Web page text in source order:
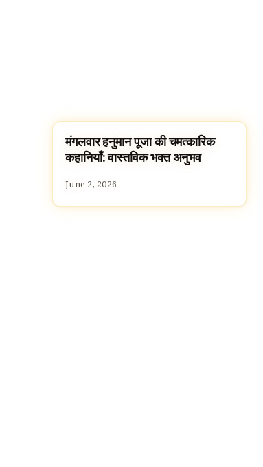
पूजा, श्लोक और मंत्र
मंगलवार हनुमान पूजा की चमत्कारिक
कहानियाँ: वास्तविक भक्त अनुभव
June 2, 2026